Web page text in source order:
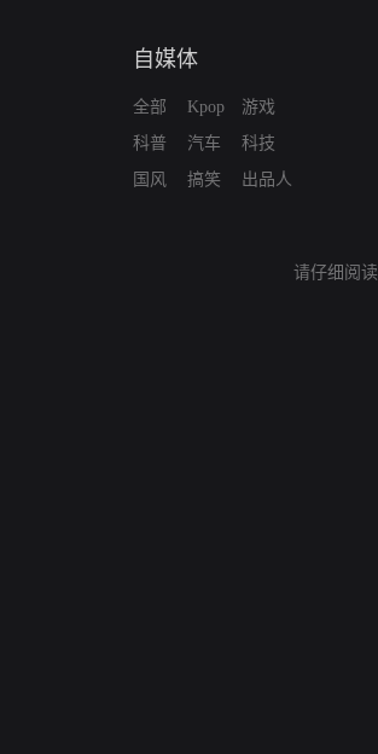
自媒体
全部
科普
国风
Kpop
汽车
搞笑
游戏
科技
出品人
请仔细阅读